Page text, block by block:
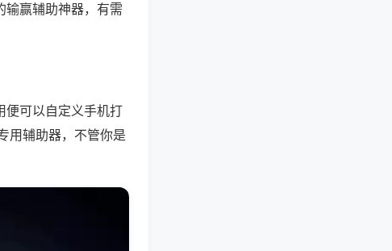
输赢辅助神器，有需
便可以自定义手机打
用辅助器，不管你是